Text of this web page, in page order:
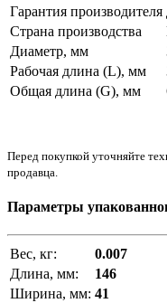
Гарантия производителя
Страна производства
Диаметр, мм
Рабочая длина (L), мм
Общая длина (G), мм
Перед покупкой уточняйте
продавца.
Параметры
Вес, кг:
0.007
Длина, мм:
146
Ширина, мм: 41